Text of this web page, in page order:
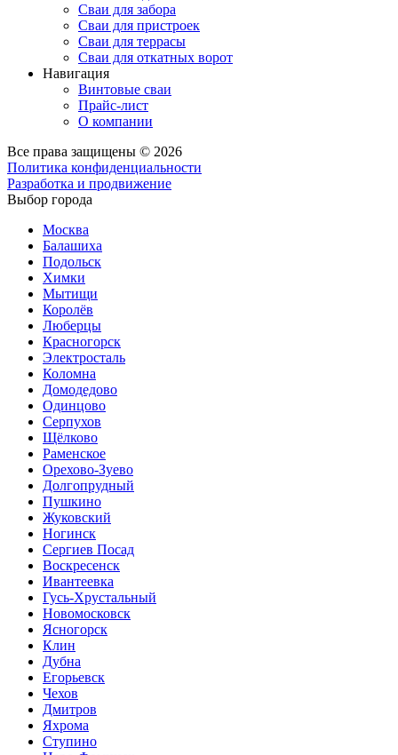
Сваи для забора
Сваи для пристроек
Сваи для террасы
Сваи для откатных ворот
Навигация
Винтовые сваи
Прайс-лист
О компании
Все права защищены © 2026
Политика конфиденциальности
Разработка и продвижение
Выбор города
Москва
Балашиха
Подольск
Химки
Мытищи
Королёв
Люберцы
Красногорск
Электросталь
Коломна
Домодедово
Одинцово
Серпухов
Щёлково
Раменское
Орехово-Зуево
Долгопрудный
Пушкино
Жуковский
Ногинск
Сергиев Посад
Воскресенск
Ивантеевка
Гусь-Хрустальный
Новомосковск
Ясногорск
Клин
Дубна
Егорьевск
Чехов
Дмитров
Яхрома
Ступино